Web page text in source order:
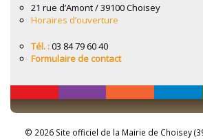
21 rue d’Amont / 39100 Choisey
Horaires d’ouverture
Tél. :03 84 79 60 40
Formulaire de contact
© 2026 Site officiel de la Mairie de Choisey